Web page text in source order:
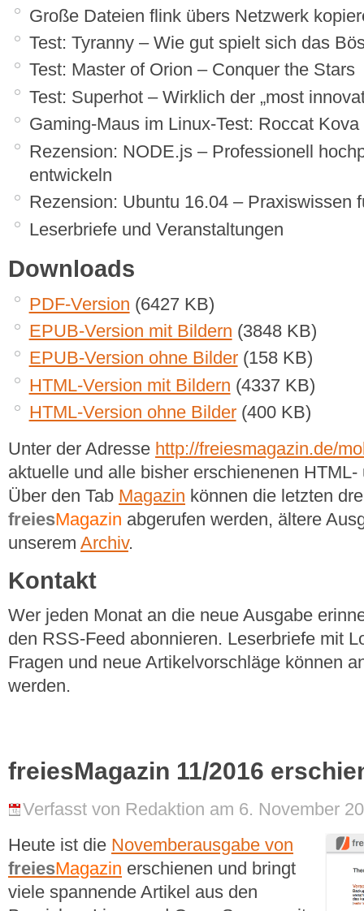
Große Dateien flink übers Netzwerk
Test: Tyranny – Wie gut spielt sich das
Test: Master of Orion – Conquer the Stars
Test: Superhot – Wirklich der „most
Gaming-Maus im Linux-Test: Roccat Kova
Rezension: NODE.js – Professionell
entwickeln
Rezension: Ubuntu 16.04 – Praxiswissen
Leserbriefe und Veranstaltungen
Downloads
PDF-Version (6427 KB)
EPUB-Version mit Bildern (3848 KB)
EPUB-Version ohne Bilder(158 KB)
HTML-Version mit Bildern (4337 KB)
HTML-Version ohne Bilder(400 KB)
Unter der Adresse http://freiesmagazin.de/
aktuelle und alle bisher erschienenen
Über den Tab Magazin können die letzten
freiesMagazin abgerufen werden, ältere
unserem Archiv.
Kontakt
Wer jeden Monat an die neue Ausgabe
den RSS-Feed abonnieren. Leserbriefe mit
Fragen und neue Artikelvorschläge können
werden.
freiesMagazin 11/2016
Verfasst von Redaktion am 6. November
Heute ist die Novemberausgabe von
freiesMagazin erschienen und bringt
viele spannende Artikel aus den